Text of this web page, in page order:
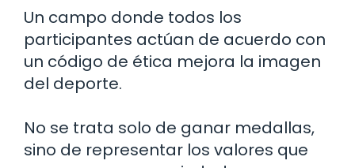
Un campo donde todos los
participantes actúan de acuerdo con
un código de ética mejora la imagen
del deporte.
No se trata solo de ganar medallas,
sino de representar los valores que